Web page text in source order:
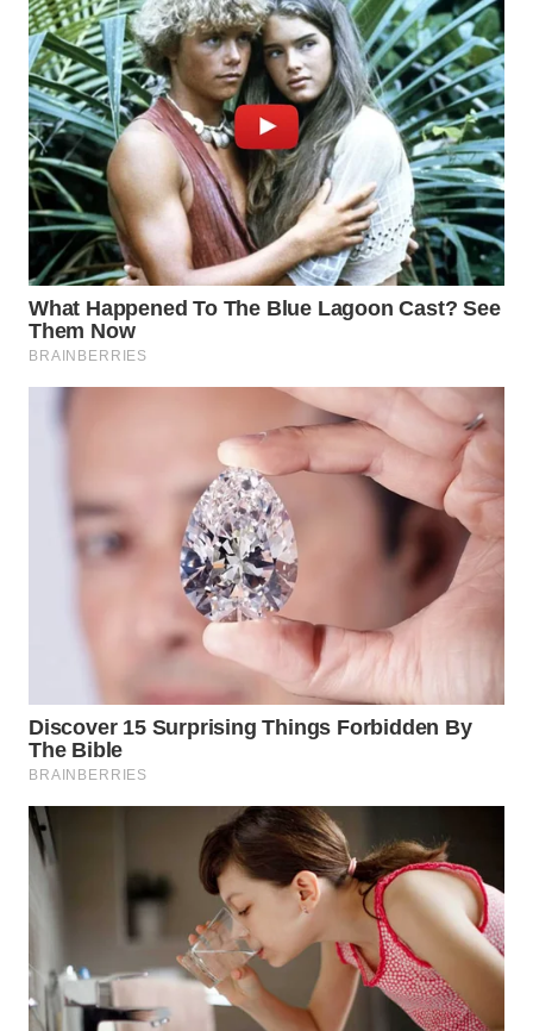
WN
INDRAMAYU
WN
KUNINGAN
WN
MAJALENGKA
WN
SUBANG
SUKABUMI
PURWAKARTA
SEMARANG
WN
SOLO
MADURA